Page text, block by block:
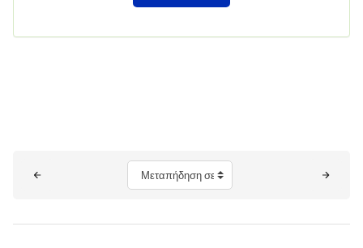
Μεταπήδηση σε...